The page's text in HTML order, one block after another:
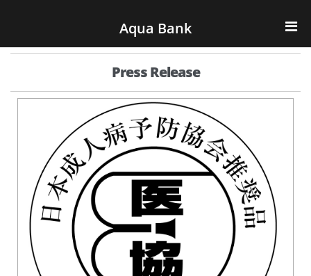
Aqua Bank
TOP
KENCOS・eye-cos
Water Server
COOLIC
環境事業
会社概要
Press Release